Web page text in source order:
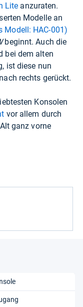
Lite anzuraten.
Modelle an
Modell: HAC-001)
beginnt. Auch die
bei dem alten
ist diese nun
rechts gerückt.
Konsolen
vor allem durch
ganz vorne